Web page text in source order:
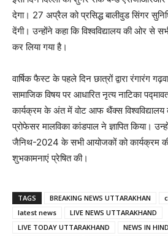
देगा। 27 अप्रैल को प्रसिद्ध बालीवुड सिंगर
देंगी। उन्होंने कहा कि विश्वविद्यालय की ओर से
कर लिया गया है।
वार्षिक फैस्ट के पहले दिन छात्रों द्वारा रंगारंग
सामाजिक विषय पर आधारित नृत्य नाटिका
कार्यक्रम के अंत में वोट आफ थैंक्स विश्वविद्यालय
प्रोफेसर मालविका कांडपाल ने ज्ञापित किया।
जैनिथ-2024 के सभी आयोजकों को कार्यक्रम
शुभकामनाएं प्रेषित की।
TAGS BREAKING NEWS UTTARAKHAN
latest news
LIVE NEWS UTTARAKHAND
LIVE TODAY UTTARAKHAND
NEWS IN